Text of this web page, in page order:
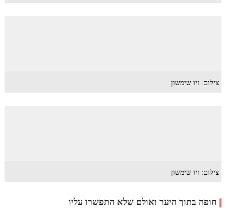
צילום: זיו שימשון
צילום: זיו שימשון
חופה בתוך היער ואולם שלא התפשרו עליו